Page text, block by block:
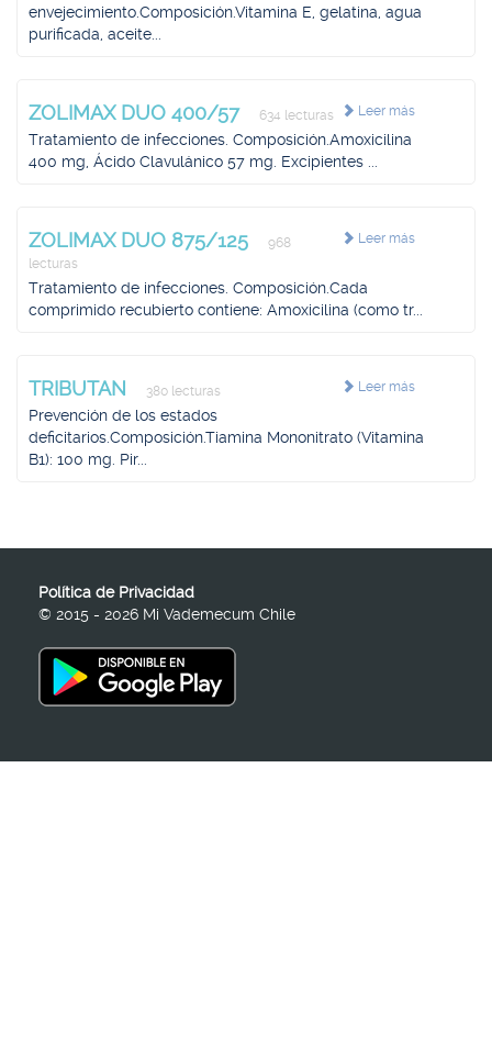
envejecimiento.Composición.Vitamina E, gelatina, agua
purificada, aceite...
Leer más
ZOLIMAX DUO 400/57 634 lecturas
Tratamiento de infecciones. Composición.Amoxicilina
400 mg, Ácido Clavulánico 57 mg. Excipientes ...
Leer más
ZOLIMAX DUO 875/125
968
lecturas
Tratamiento de infecciones. Composición.Cada
comprimido recubierto contiene: Amoxicilina (como tr...
Leer más
TRIBUTAN 380 lecturas
Prevención de los estados
deficitarios.Composición.Tiamina Mononitrato (Vitamina
B1): 100 mg. Pir...
Política de Privacidad
© 2015 - 2026 Mi Vademecum Chile